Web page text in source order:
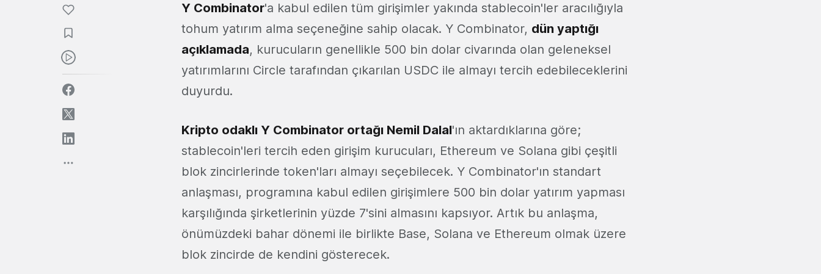
Y Combinator'a kabul edilen tüm girişimler yakında stablecoin'ler aracılığıyla
tohum yatırım alma seçeneğine sahip olacak. Y Combinator, dün yaptığı
açıklamada, kurucuların genellikle 500 bin dolar civarında olan geleneksel
yatırımlarını Circle tarafından çıkarılan USDC ile almayı tercih edebileceklerini
duyurdu.
Kripto odaklı Y Combinator ortağı Nemil Dalal'ın aktardıklarına göre;
stablecoin'leri tercih eden girişim kurucuları, Ethereum ve Solana gibi çeşitli
blok zincirlerinde token'ları almayı seçebilecek. Y Combinator'ın standart
anlaşması, programına kabul edilen girişimlere 500 bin dolar yatırım yapması
karşılığında şirketlerinin yüzde 7'sini almasını kapsıyor. Artık bu anlaşma,
önümüzdeki bahar dönemi ile birlikte Base, Solana ve Ethereum olmak üzere
blok zincirde de kendini gösterecek.